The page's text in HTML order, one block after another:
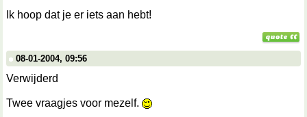
Ik hoop dat je er iets aan hebt!
08-01-2004, 09:56
Verwijderd
Twee vraagjes voor mezelf.